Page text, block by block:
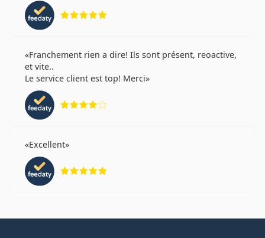
Franchement rien a dire! Ils sont présent, reoactive,
et vite..
Le service client est top! Merci
Excellent